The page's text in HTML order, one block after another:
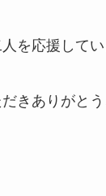
を応援してい
きありがとう